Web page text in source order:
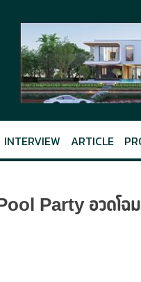
INTERVIEW ARTICLE
Pool Party อวดโ